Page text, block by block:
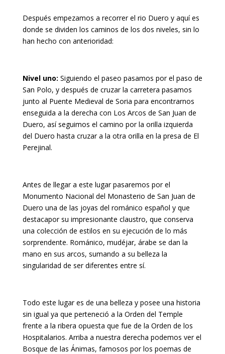
Después empezamos a recorrer el rio Duero y aquí es
donde se dividen los caminos de los dos niveles, sin lo
han hecho con anterioridad:
Nivel uno: Siguiendo el paseo pasamos por el paso de
San Polo, y después de cruzar la carretera pasamos
junto al Puente Medieval de Soria para encontrarnos
enseguida a la derecha con Los Arcos de San Juan de
Duero, así seguimos el camino por la orilla izquierda
del Duero hasta cruzar a la otra orilla en la presa de El
Perejinal.
Antes de llegar a este lugar pasaremos por el
Monumento Nacional del Monasterio de San Juan de
Duero una de las joyas del románico español y que
destacapor su impresionante claustro, que conserva
una colección de estilos en su ejecución de lo más
sorprendente. Románico, mudéjar, árabe se dan la
mano en sus arcos, sumando a su belleza la
singularidad de ser diferentes entre sí.
Todo este lugar es de una belleza y posee una historia
sin igual ya que perteneció a la Orden del Temple
frente a la ribera opuesta que fue de la Orden de los
Hospitalarios. Arriba a nuestra derecha podemos ver el
Bosque de las Ánimas, famosos por los poemas de